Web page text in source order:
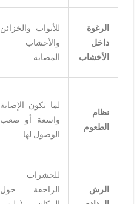
الرغوة
داخل
الأخشاب
للأبواب والخزائن
والأخشاب
المصابة
نظام
الطعوم
لما تكون الإصابة
واسعة أو صعب
الوصول لها
الرش
للحشرات
الزاحفة حول